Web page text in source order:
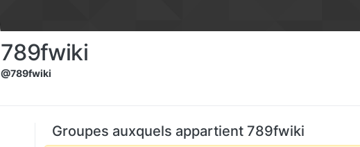
789fwiki
@789fwiki
Groupes auxquels appartient 789fwiki